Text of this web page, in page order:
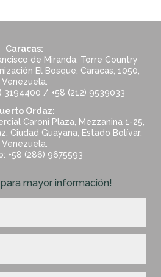
Caracas:
de Miranda, Torre Country
El Bosque, Caracas, 1050,
Venezuela.
3194400 / +58 (212) 9539033
Ordaz:
Caroní Plaza, Mezzanina 1-25,
Ciudad Guayana, Estado Bolívar,
Venezuela.
+58 (286) 9675593
mayor información!